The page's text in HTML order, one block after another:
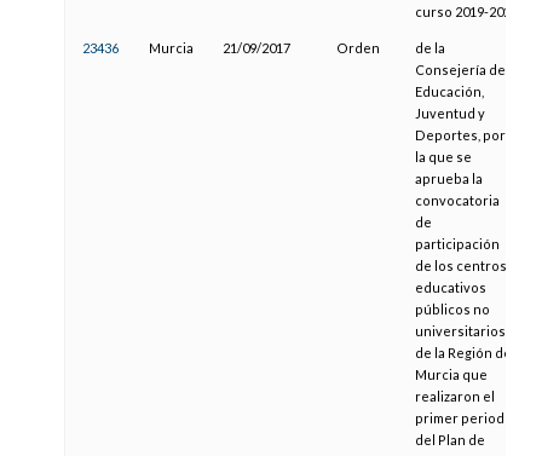
curso 2019-2020
23436 Murcia 21/09/2017 Orden
de la
Consejería de
Educación,
Juventud y
Deportes, por
la que se
aprueba la
convocatoria
de
participación
de los centros
educativos
públicos no
universitarios
de la Región de
Murcia que
realizaron el
primer periodo
del Plan de